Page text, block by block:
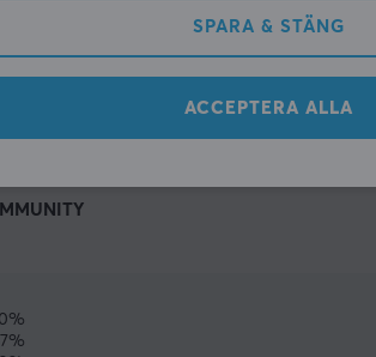
0%
SPARA & STÄNG
ACCEPTERA ALLA